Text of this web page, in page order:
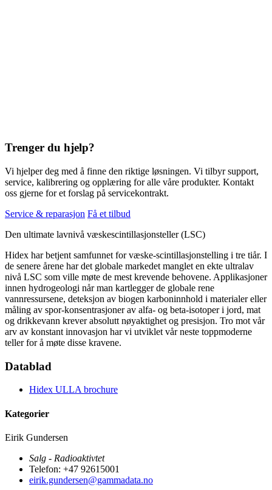
Trenger du hjelp?
Vi hjelper deg med å finne den riktige løsningen. Vi tilbyr support,
service, kalibrering og opplæring for alle våre produkter. Kontakt
oss gjerne for et forslag på servicekontrakt.
Service & reparasjon Få et tilbud
Den ultimate lavnivå væskescintillasjonsteller (LSC)
Hidex har betjent samfunnet for væske-scintillasjonstelling i tre tiår. I
de senere årene har det globale markedet manglet en ekte ultralav
nivå LSC som ville møte de mest krevende behovene. Applikasjoner
innen hydrogeologi når man kartlegger de globale rene
vannressursene, deteksjon av biogen karboninnhold i materialer eller
måling av spor-konsentrasjoner av alfa- og beta-isotoper i jord, mat
og drikkevann krever absolutt nøyaktighet og presisjon. Tro mot vår
arv av konstant innovasjon har vi utviklet vår neste toppmoderne
teller for å møte disse kravene.
Datablad
Hidex ULLA brochure
Kategorier
Eirik Gundersen
Salg - Radioaktivtet
Telefon: +47 92615001
eirik.gundersen@gammadata.no